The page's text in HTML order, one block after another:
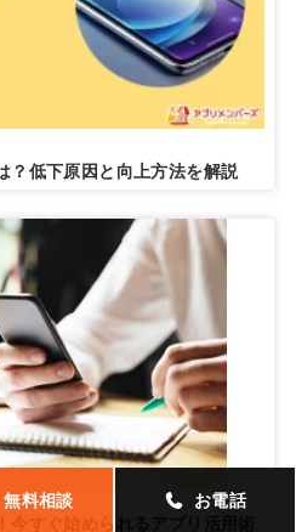
？低下原因と向上方法を解説
無料相談 お電話